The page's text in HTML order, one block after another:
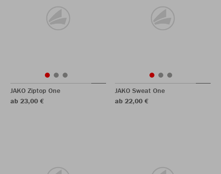
JAKO Ziptop One
ab 23,00 €
JAKO Sweat One
ab 22,00 €